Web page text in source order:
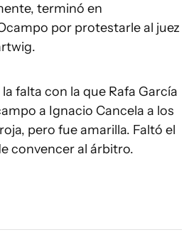
terminó en
por protestarle al juez
falta con la que Rafa García
a Ignacio Cancela a los
pero fue amarilla. Faltó el
convencer al árbitro.